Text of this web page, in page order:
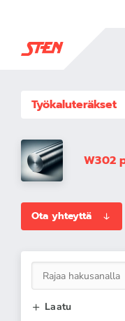
Työkaluteräkset
W302
Ota yhteyttä
Laatu